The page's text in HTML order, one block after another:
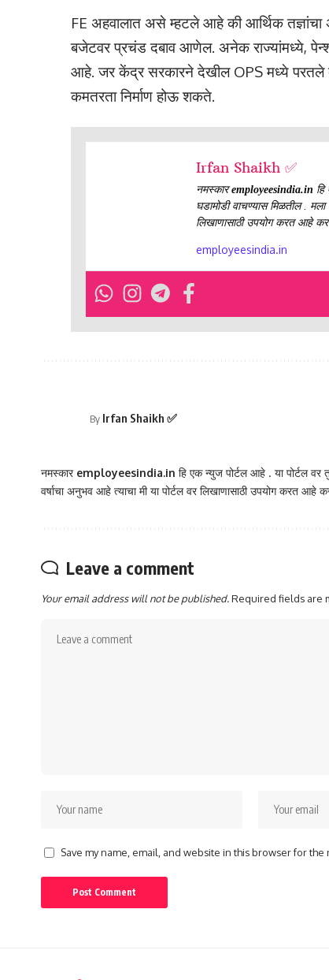
FE अहवालात असे म्हटले आहे की आर्थिक
बजेटवर प्रचंड दबाव आणेल. अनेक राज्यांमध्ये,
आहे. जर केंद्र सरकारने देखील OPS मध्ये परतले
कमतरता निर्माण होऊ शकते.
Irfan Shaikh ✅
नमस्कारemployeesindia.in
घडामोडी वाचण्यास मिळतील . मला
लिखाणासाठी उपयोग करत आहे
employeesindia.in
By Irfan Shaikh ✅
नमस्कार employeesindia.in हि एक न्युज पोर्टल आहे . या पोर्टल वर
वर्षाचा अनुभव आहे त्याचा मी या पोर्टल वर लिखाणासाठी उपयोग करत आहे
Leave a comment
Your email address will not be published.Required fields are
Save my name, email, and website in this browser for the